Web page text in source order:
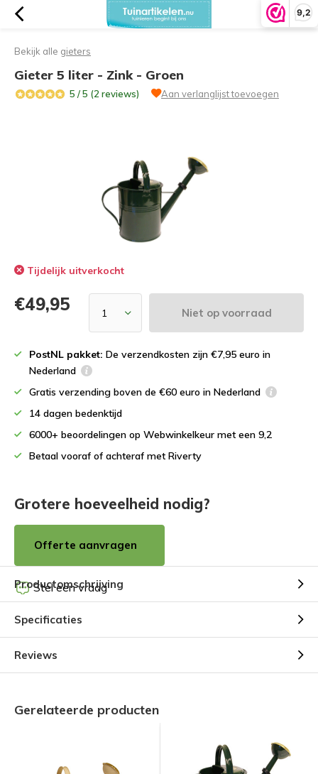
9,2
Bekijk alle gieters
Gieter 5 liter - Zink - Groen
5 / 5 (2 reviews) Aan verlanglijst toevoegen
Tijdelijk uitverkocht
€49,95 Niet op voorraad
PostNL pakket: De verzendkosten zijn €7,95 euro in
Nederland
Gratis verzending boven de €60 euro in Nederland
14 dagen bedenktijd
6000+ beoordelingen op Webwinkelkeur met een 9,2
Betaal vooraf of achteraf met Riverty
Grotere hoeveelheid nodig?
Offerte aanvragen
Stel een vraag
Productomschrijving
Specificaties
Reviews
Gerelateerde producten